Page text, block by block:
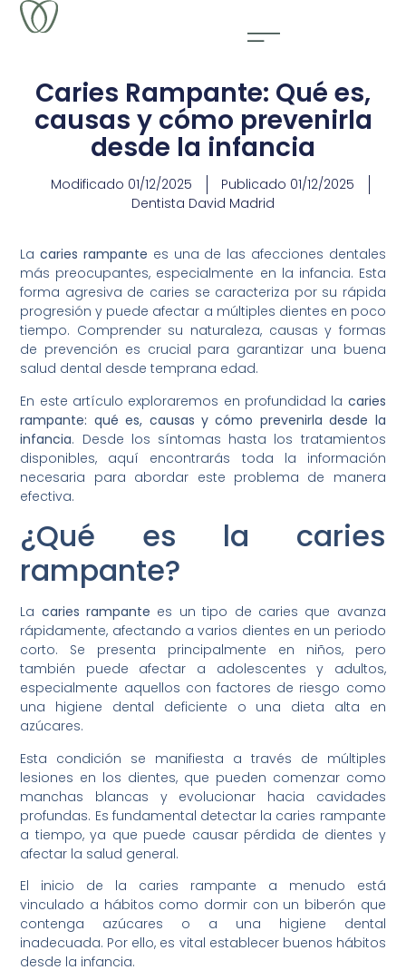
Caries Rampante: Qué es,
causas y cómo prevenirla
desde la infancia
Modificado 01/12/2025 Publicado 01/12/2025
Dentista David Madrid
Lacaries rampante es una de las afecciones dentales
más preocupantes, especialmente en la infancia. Esta
forma agresiva de caries se caracteriza por su rápida
progresión y puede afectar a múltiples dientes en poco
tiempo. Comprender su naturaleza, causas y formas
de prevención es crucial para garantizar una buena
salud dental desde temprana edad.
En este artículo exploraremos en profundidad la caries
rampante: qué es, causas y cómo prevenirla desde la
infancia. Desde los síntomas hasta los tratamientos
disponibles, aquí encontrarás toda la información
necesaria para abordar este problema de manera
efectiva.
¿Qué es la caries
rampante?
La caries rampante es un tipo de caries que avanza
rápidamente, afectando a varios dientes en un periodo
corto. Se presenta principalmente en niños, pero
también puede afectar a adolescentes y adultos,
especialmente aquellos con factores de riesgo como
una higiene dental deficiente o una dieta alta en
azúcares.
Esta condición se manifiesta a través de múltiples
lesiones en los dientes, que pueden comenzar como
manchas blancas y evolucionar hacia cavidades
profundas. Es fundamental detectar la caries rampante
a tiempo, ya que puede causar pérdida de dientes y
afectar la salud general.
El inicio de la caries rampante a menudo está
vinculado a hábitos como dormir con un biberón que
contenga azúcares o a una higiene dental
inadecuada. Por ello, es vital establecer buenos hábitos
desde la infancia.